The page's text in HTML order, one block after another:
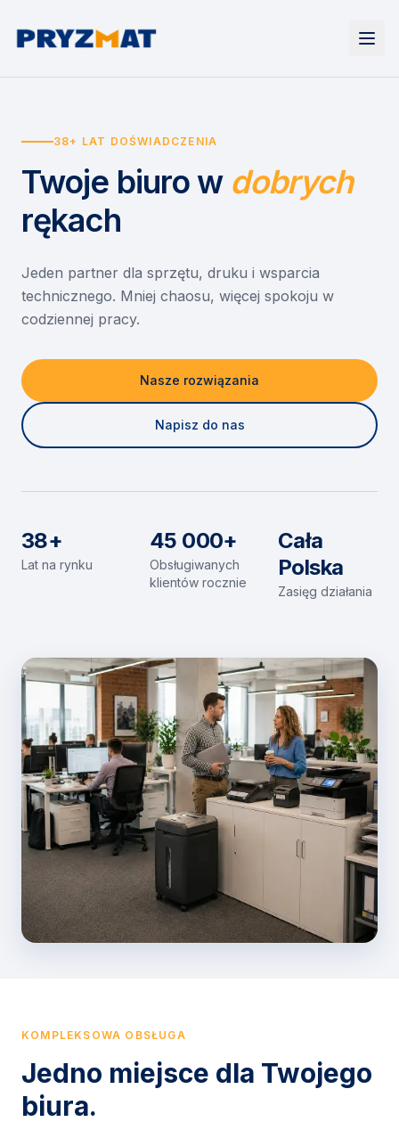
Urządzenia
Drukarki i urządzenia wielofunkcyjne
Etykiety i identyfikacja
Skanery i obieg dokumentów
Monitory interaktywne
Niszczarki dokumentów
Wynajem drukarek
Wynajem urządzeń biurowych
Asystent druku
EZD RP
Misja szkoła
Serwis
O nas
Kontakt
38+ LAT DOŚWIADCZENIA
Twoje biuro w dobrych
rękach
Jeden partner dla sprzętu, druku i wsparcia
technicznego. Mniej chaosu, więcej spokoju w
codziennej pracy.
Nasze rozwiązania
Napisz do nas
38+
Lat na rynku
45 000+
Obsługiwanych
klientów rocznie
Cała
Polska
Zasięg działania
KOMPLEKSOWA OBSŁUGA
Jedno miejsce dla Twojego
biura.